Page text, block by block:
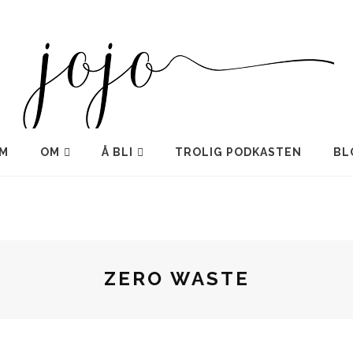
OM Å BLI TROLIG PODKASTEN
ZERO WASTE